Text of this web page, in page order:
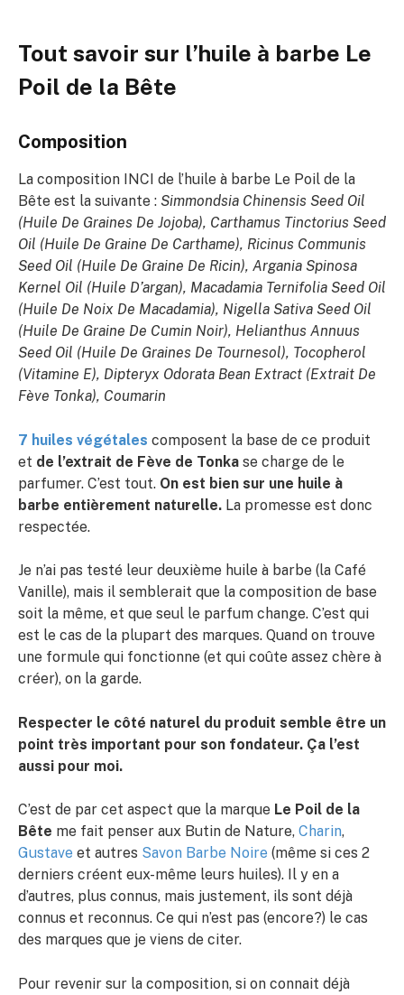
Tout savoir sur l’huile à barbe Le
Poil de la Bête
Composition
La composition INCI de l’huile à barbe Le Poil de la
Bête est la suivante : Simmondsia Chinensis Seed Oil
(Huile De Graines De Jojoba), Carthamus Tinctorius Seed
Oil (Huile De Graine De Carthame), Ricinus Communis
Seed Oil (Huile De Graine De Ricin), Argania Spinosa
Kernel Oil (Huile D’argan), Macadamia Ternifolia Seed Oil
(Huile De Noix De Macadamia), Nigella Sativa Seed Oil
(Huile De Graine De Cumin Noir), Helianthus Annuus
Seed Oil (Huile De Graines De Tournesol), Tocopherol
(Vitamine E), Dipteryx Odorata Bean Extract (Extrait De
Fève Tonka), Coumarin
7 huiles végétales composent la base de ce produit
et de l’extrait de Fève de Tonka se charge de le
parfumer. C’est tout. On est bien sur une huile à
barbe entièrement naturelle. La promesse est donc
respectée.
Je n’ai pas testé leur deuxième huile à barbe (la Café
Vanille), mais il semblerait que la composition de base
soit la même, et que seul le parfum change. C’est qui
est le cas de la plupart des marques. Quand on trouve
une formule qui fonctionne (et qui coûte assez chère à
créer), on la garde.
Respecter le côté naturel du produit semble être un
point très important pour son fondateur. Ça l’est
aussi pour moi.
C’est de par cet aspect que la marque Le Poil de la
Bête me fait penser aux Butin de Nature, Charin,
Gustave et autres Savon Barbe Noire (même si ces 2
derniers créent eux-même leurs huiles). Il y en a
d’autres, plus connus, mais justement, ils sont déjà
connus et reconnus. Ce qui n’est pas (encore?) le cas
des marques que je viens de citer.
Pour revenir sur la composition, si on connait déjà